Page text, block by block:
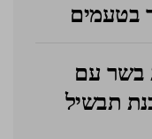
בטעמים
בשר עם
תבשיל